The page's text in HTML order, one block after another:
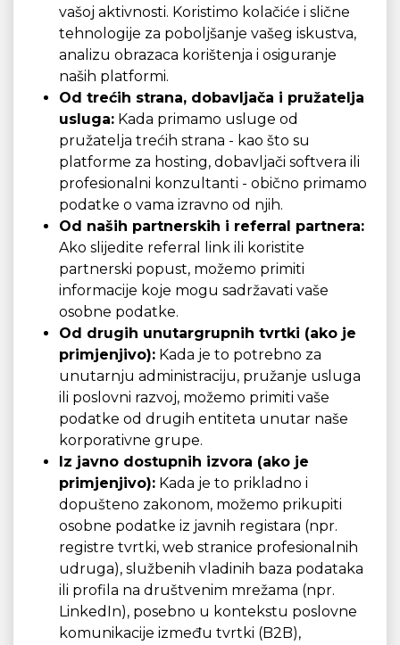
vašoj aktivnosti. Koristimo kolačiće i slične
tehnologije za poboljšanje vašeg iskustva,
analizu obrazaca korištenja i osiguranje
naših platformi.
Od trećih strana, dobavljača i pružatelja
usluga: Kada primamo usluge od
pružatelja trećih strana - kao što su
platforme za hosting, dobavljači softvera ili
profesionalni konzultanti - obično primamo
podatke o vama izravno od njih.
Od naših partnerskih i referral partnera:
Ako slijedite referral link ili koristite
partnerski popust, možemo primiti
informacije koje mogu sadržavati vaše
osobne podatke.
Od drugih unutargrupnih tvrtki (ako je
primjenjivo): Kada je to potrebno za
unutarnju administraciju, pružanje usluga
ili poslovni razvoj, možemo primiti vaše
podatke od drugih entiteta unutar naše
korporativne grupe.
Iz javno dostupnih izvora (ako je
primjenjivo): Kada je to prikladno i
dopušteno zakonom, možemo prikupiti
osobne podatke iz javnih registara (npr.
registre tvrtki, web stranice profesionalnih
udruga), službenih vladinih baza podataka
ili profila na društvenim mrežama (npr.
LinkedIn), posebno u kontekstu poslovne
komunikacije između tvrtki (B2B),